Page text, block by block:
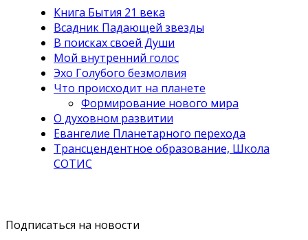
Книга Бытия 21 века
Всадник Падающей звезды
В поисках своей Души
Мой внутренний голос
Эхо Голубого безмолвия
Что происходит на планете
Формирование нового мира
О духовном развитии
Евангелие Планетарного перехода
Трансцендентное образование, Школа
СОТИС
Подписаться на новости